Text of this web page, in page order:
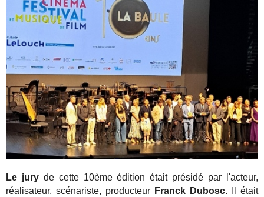
Le jury de cette 10ème édition était présidé par l'acteur,
réalisateur, scénariste, producteur Franck Dubosc. Il était